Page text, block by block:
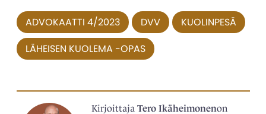
ADVOKAATTI 4/2023 DVV
KUOLINPESÄ
LÄHEISEN KUOLEMA -OPAS
Kirjoittaja Tero Ikäheimonenon